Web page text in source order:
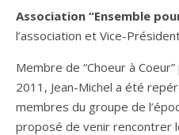
Association “Ensemble
l’association et Vice-
Membre de “Choeur à
2011, Jean-Michel a été
membres du groupe de
proposé de venir rencontrer